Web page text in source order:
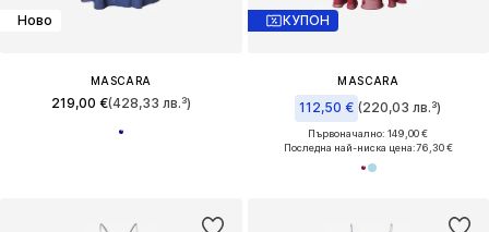
Ново
MASCARA
219,00 €(428,33 лв.³)
КУПОН
MASCARA
112,50 € (220,03 лв.³)
Първоначално: 149,00 €
Последна най-ниска цена:76,30 €